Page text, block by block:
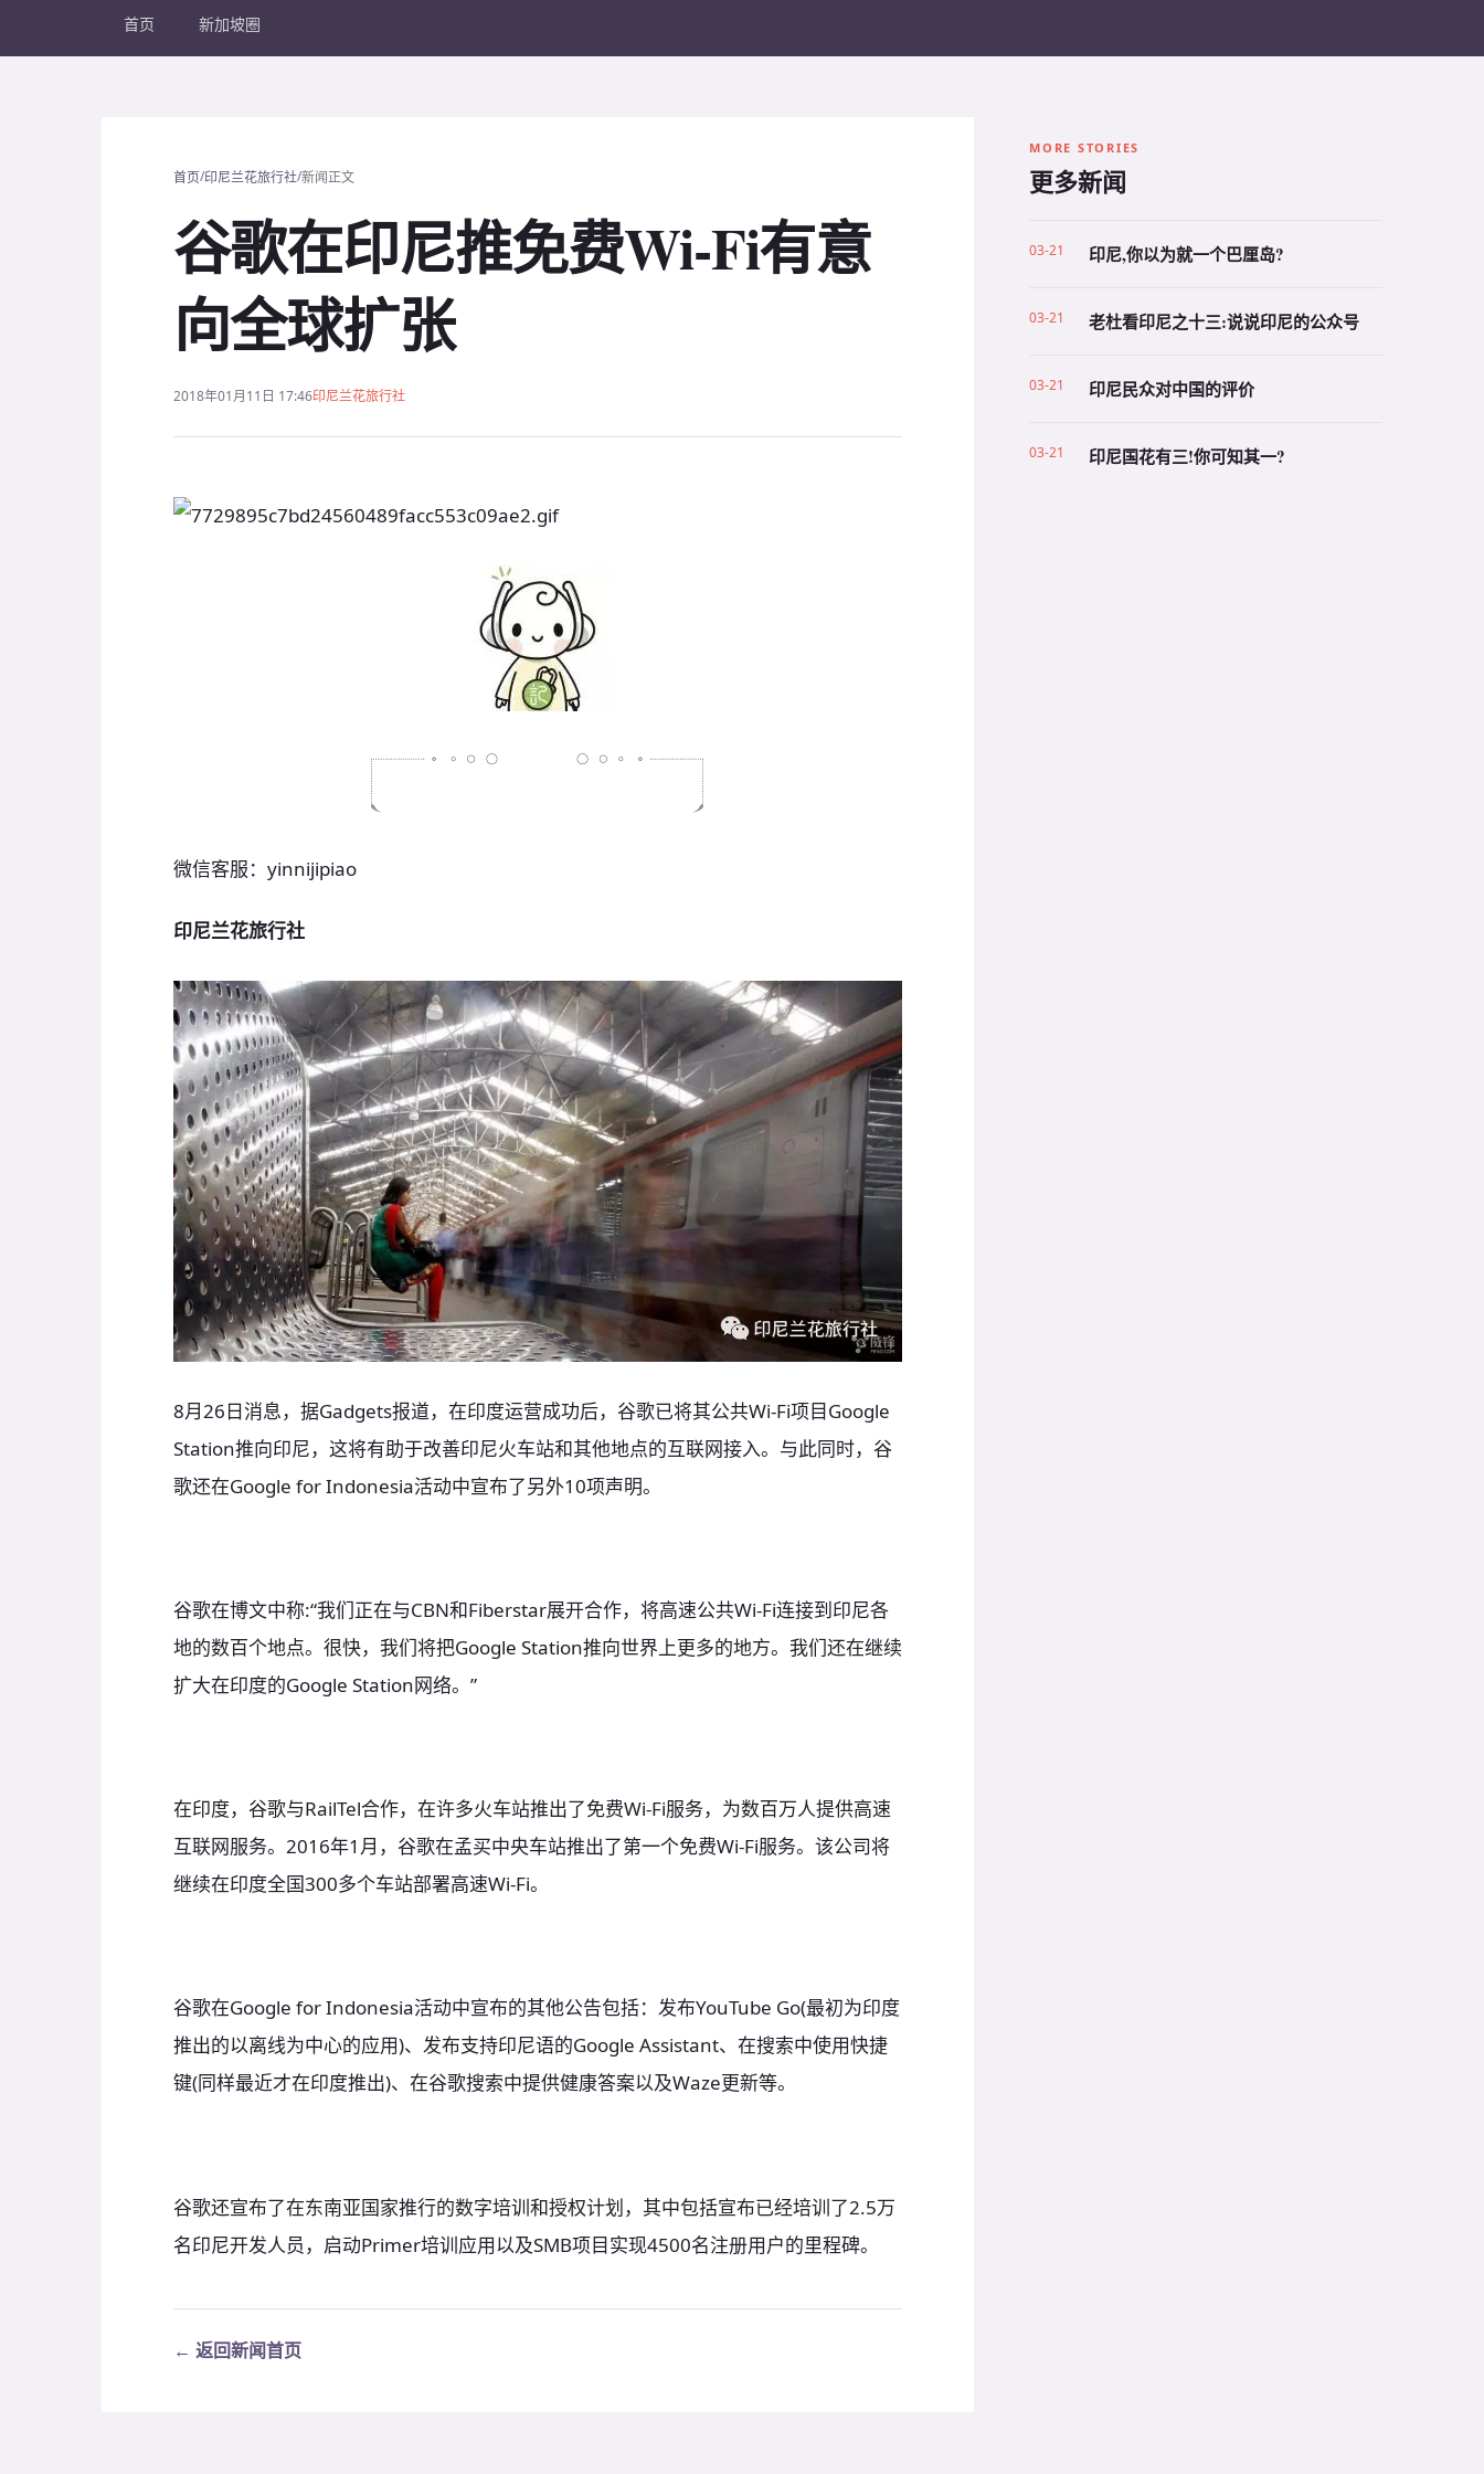
首页 新加坡圈
首页/印尼兰花旅行社/新闻正文
谷歌在印尼推免费Wi-Fi有意
向全球扩张
2018年01月11日 17:46印尼兰花旅行社
微信客服：yinnijipiao
印尼兰花旅行社
8月26日消息，据Gadgets报道，在印度运营成功后，谷歌已将其公共Wi-Fi项目Google
Station推向印尼，这将有助于改善印尼火车站和其他地点的互联网接入。与此同时，谷
歌还在Google for Indonesia活动中宣布了另外10项声明。
谷歌在博文中称:“我们正在与CBN和Fiberstar展开合作，将高速公共Wi-Fi连接到印尼各
地的数百个地点。很快，我们将把Google Station推向世界上更多的地方。我们还在继续
扩大在印度的Google Station网络。”
在印度，谷歌与RailTel合作，在许多火车站推出了免费Wi-Fi服务，为数百万人提供高速
互联网服务。2016年1月，谷歌在孟买中央车站推出了第一个免费Wi-Fi服务。该公司将
继续在印度全国300多个车站部署高速Wi-Fi。
谷歌在Google for Indonesia活动中宣布的其他公告包括：发布YouTube Go(最初为印度
推出的以离线为中心的应用)、发布支持印尼语的Google Assistant、在搜索中使用快捷
键(同样最近才在印度推出)、在谷歌搜索中提供健康答案以及Waze更新等。
谷歌还宣布了在东南亚国家推行的数字培训和授权计划，其中包括宣布已经培训了2.5万
名印尼开发人员，启动Primer培训应用以及SMB项目实现4500名注册用户的里程碑。
← 返回新闻首页
MORE STORIES
更多新闻
03-21 印尼,你以为就一个巴厘岛?
03-21 老杜看印尼之十三:说说印尼的公众号
03-21 印尼民众对中国的评价
03-21 印尼国花有三!你可知其一?